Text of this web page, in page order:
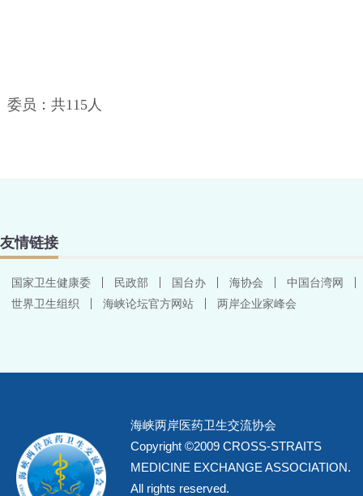
委员：共115人
友情链接
国家卫生健康委 民政部 国台办 海协会
中国台湾网
世界卫生组织
海峡论坛官方网站 两岸企业家峰会
海峡两岸医药卫生交流协会
Copyright ©2009 CROSS-STRAITS
MEDICINE EXCHANGE ASSOCIATION.
All rights reserved.